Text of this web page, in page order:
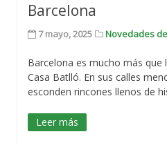
Barcelona
7 mayo, 2025 Novedades
Barcelona es mucho más que
Casa Batlló. En sus calles
esconden rincones llenos de
Leer más